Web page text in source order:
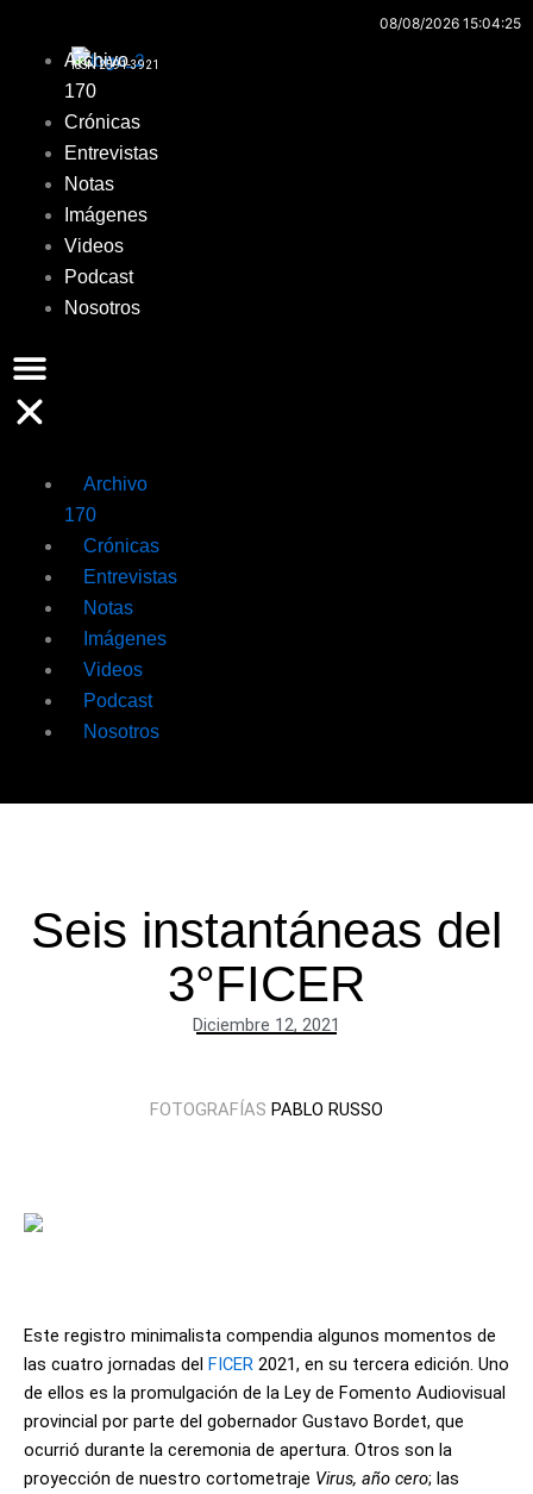
contenido
08/08/2026 15:04:25
ISSN 2591-3921
Archivo
170
Crónicas
Entrevistas
Notas
Imágenes
Videos
Podcast
Nosotros
Archivo
170
Crónicas
Entrevistas
Notas
Imágenes
Videos
Podcast
Nosotros
Seis instantáneas del
3°FICER
Diciembre 12, 2021
FOTOGRAFÍAS PABLO RUSSO
Este registro minimalista compendia algunos momentos de
las cuatro jornadas del FICER 2021, en su tercera edición. Uno
de ellos es la promulgación de la Ley de Fomento Audiovisual
provincial por parte del gobernador Gustavo Bordet, que
ocurrió durante la ceremonia de apertura. Otros son la
proyección de nuestro cortometraje Virus, año cero; las